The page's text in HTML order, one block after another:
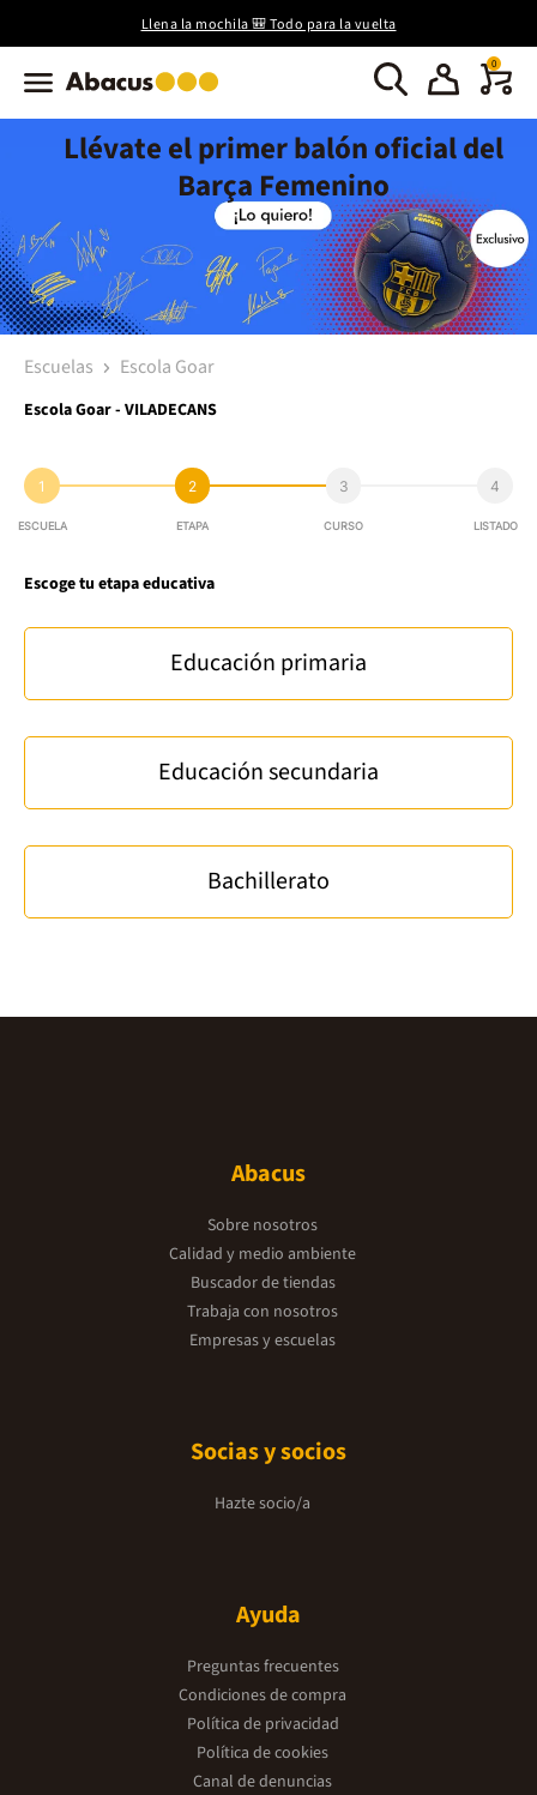
Llena la mochila 🎒 Todo para la vuelta
0
Llévate el primer balón oficial del
Barça Femenino
Escuelas Escola Goar
Escola Goar - VILADECANS
1
ESCUELA
2
ETAPA
3
CURSO
4
LISTADO
Escoge tu etapa educativa
Educación primaria
Educación secundaria
Bachillerato
Abacus
Sobre nosotros
Calidad y medio ambiente
Buscador de tiendas
Trabaja con nosotros
Empresas y escuelas
Socias y socios
Hazte socio/a
Ayuda
Preguntas frecuentes
Condiciones de compra
Política de privacidad
Política de cookies
Canal de denuncias